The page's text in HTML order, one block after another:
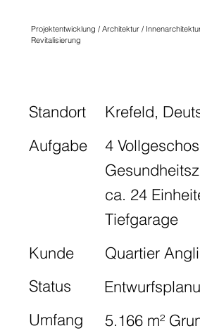
Standort
Krefeld,
Aufgabe
4
ca. 24
Tiefgarage
Kunde
Quartier
Status
Umfang
5.166 m²
Projektentwicklung / Architektur /
Revitalisierung